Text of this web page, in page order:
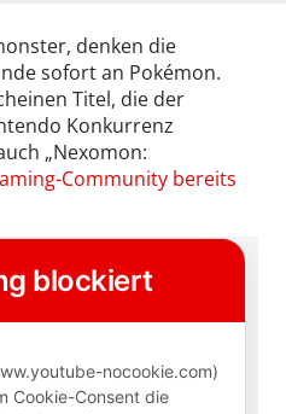
denken die
sofort an Pokémon.
Titel, die der
Konkurrenz
„Nexomon:
Community bereits